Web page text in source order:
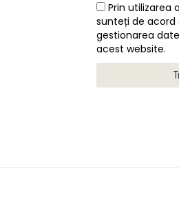
Prin utilizarea
sunteți de acord
gestionarea
acest website.